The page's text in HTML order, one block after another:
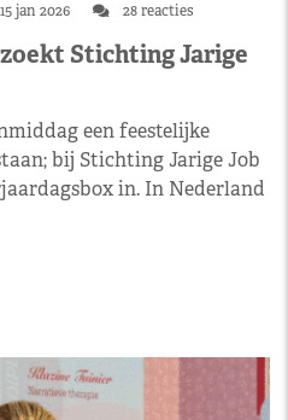
15 jan 2026 28 reacties
Stichting Jarige
een feestelijke
bij Stichting Jarige Job
in. In Nederland